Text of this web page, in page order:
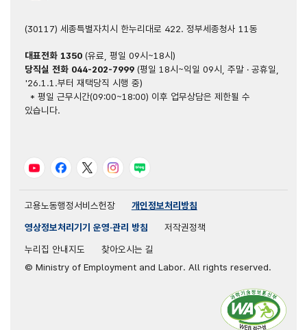
(30117) 세종특별자치시 한누리대로 422. 정부세종청사 11동
대표전화 1350(유료, 평일 09시~18시)
당직실 전화 044-202-7999(평일 18시~익일 09시, 주말 · 공휴일,
'26.1.1.부터 재택당직 시행 중)
* 평일 근무시간(09:00~18:00) 이후 업무상담은 제한될 수
있습니다.
유튜브 페이스북트위터 인스타그램
블로그
고용노동행정서비스헌장
개인정보처리방침
영상정보처리기기 운영·관리 방침
저작권정책
누리집 안내지도
찾아오시는 길
© Ministry of Employment and Labor. All rights reserved.